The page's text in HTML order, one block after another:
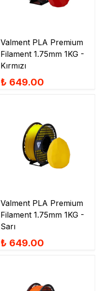
Valment PLA Premium
Filament 1.75mm 1KG -
Kırmızı
₺ 649.00
Valment PLA Premium
Filament 1.75mm 1KG -
Sarı
₺ 649.00